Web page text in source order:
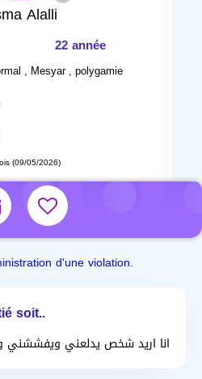
Alalli
22 année
, Mesyar , polygamie
(09/05/2026)
d'une violation.
soit..
انا اريد شخص يدلعني ويفششني